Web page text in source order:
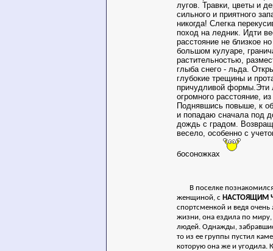
лугов. Травки, цветы и
сильного и приятного
никогда! Слегка
поход на ледник. Идти
расстояние не близкое
большом кулуаре,
растительностью,
глыба снего - льда.
глубокие трещины и
причудливой формы.Эти
огромного расстояние,
Поднявшись повыше, к
и попадаю сначала под
дождь с градом.
весело, особенно с
босоножках
В поселке
женщиной, с НАСТОЯЩИМ
спортсменкой и ведя очень
жизни, она ездила по миру,
людей. Однажды,
то из ее группы пустил
которую она же и угодила.